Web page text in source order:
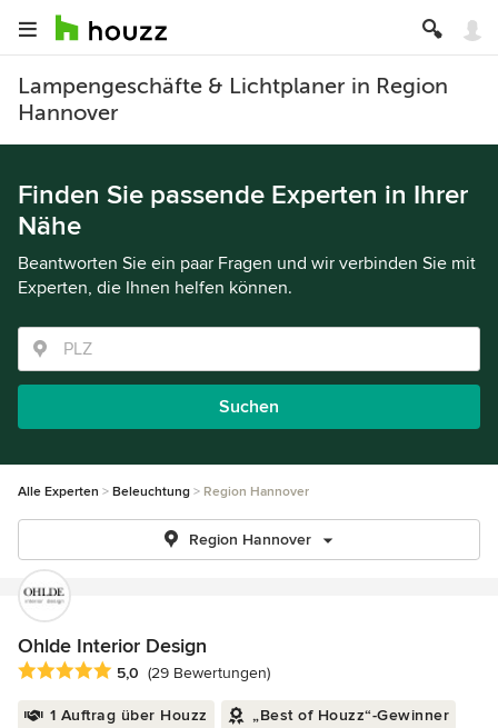
Lampengeschäfte & Lichtplaner in Region
Hannover
Finden Sie passende Experten in Ihrer
Nähe
Beantworten Sie ein paar Fragen und wir verbinden Sie mit
Experten, die Ihnen helfen können.
Suchen
Alle Experten Beleuchtung Region Hannover
Region Hannover
Ohlde Interior Design
Durchschnittliche Bewertung: 5 von 5 Sternen
5,0 (29 Bewertungen)
1 Auftrag über Houzz „Best of Houzz“-Gewinner